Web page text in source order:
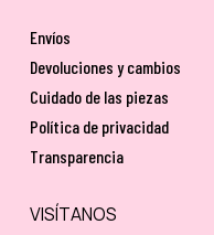
Envíos
Devoluciones y cambios
Cuidado de las piezas
Política de privacidad
Transparencia
VISÍTANOS